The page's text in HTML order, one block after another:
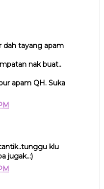
dah tayang apam
nak buat..
apam QH. Suka
klu
jugak..:)